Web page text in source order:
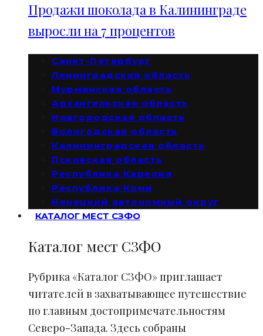
Продажи шоколада в Калининграде
выросли на 7 процентов
Санкт-Петербург
Ленинградская область
Мурманская область
Архангельская область
Новгородская область
Вологодская область
Калининградская область
Псковская область
Республика Карелия
Республика Коми
Ненецкий автономный округ
КАТАЛОГ МЕСТ СЗФО
Каталог мест СЗФО
Рубрика «Каталог СЗФО» приглашает
читателей в захватывающее путешествие
по главным достопримечательностям
Северо-Запада. Здесь собраны